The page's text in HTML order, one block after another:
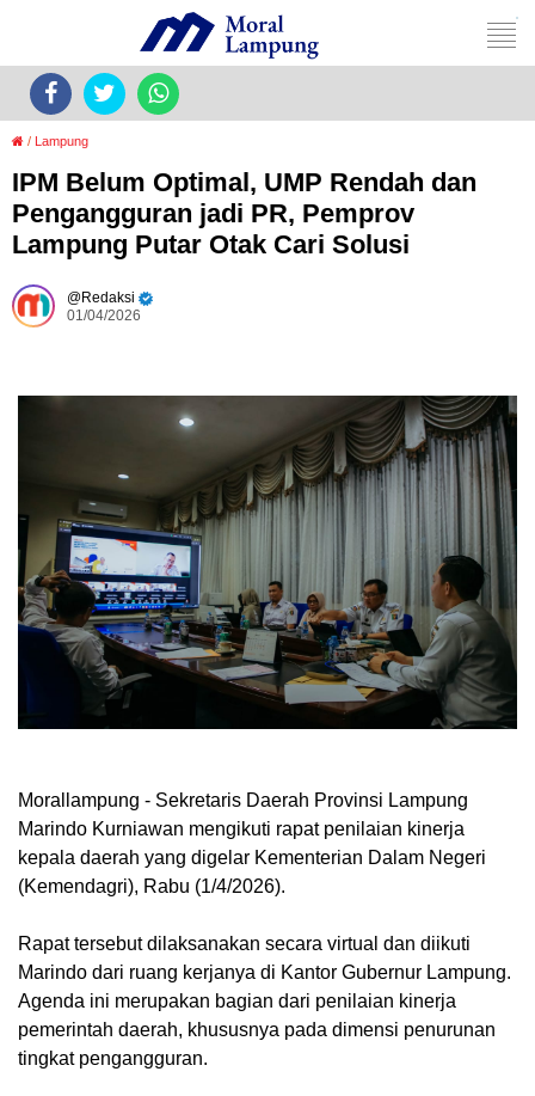
/ Lampung
IPM Belum Optimal, UMP Rendah dan
Pengangguran jadi PR, Pemprov
Lampung Putar Otak Cari Solusi
Redaksi
01/04/2026
Morallampung - Sekretaris Daerah Provinsi Lampung
Marindo Kurniawan mengikuti rapat penilaian kinerja
kepala daerah yang digelar Kementerian Dalam Negeri
(Kemendagri), Rabu (1/4/2026).
Rapat tersebut dilaksanakan secara virtual dan diikuti
Marindo dari ruang kerjanya di Kantor Gubernur Lampung.
Agenda ini merupakan bagian dari penilaian kinerja
pemerintah daerah, khususnya pada dimensi penurunan
tingkat pengangguran.